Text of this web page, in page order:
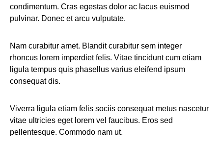
condimentum. Cras egestas dolor ac lacus euismod
pulvinar. Donec et arcu vulputate.
Nam curabitur amet. Blandit curabitur sem integer
rhoncus lorem imperdiet felis. Vitae tincidunt cum etiam
ligula tempus quis phasellus varius eleifend ipsum
consequat dis.
Viverra ligula etiam felis sociis consequat metus nascetur
vitae ultricies eget lorem vel faucibus. Eros sed
pellentesque. Commodo nam ut.